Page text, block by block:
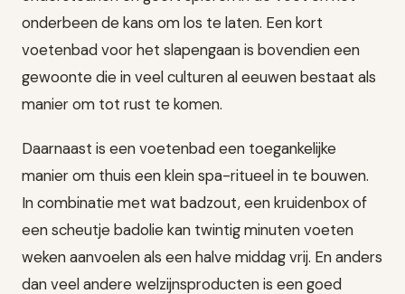
onderbeen de kans om los te laten. Een kort
voetenbad voor het slapengaan is bovendien een
gewoonte die in veel culturen al eeuwen bestaat als
manier om tot rust te komen.
Daarnaast is een voetenbad een toegankelijke
manier om thuis een klein spa-ritueel in te bouwen.
In combinatie met wat badzout, een kruidenbox of
een scheutje badolie kan twintig minuten voeten
weken aanvoelen als een halve middag vrij. En anders
dan veel andere welzijnsproducten is een goed